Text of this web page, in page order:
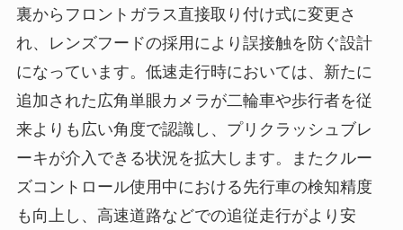
裏からフロントガラス直接取り付け式に変更さ
れ、レンズフードの採用により誤接触を防ぐ設計
になっています。低速走行時においては、新たに
追加された広角単眼カメラが二輪車や歩行者を従
来よりも広い角度で認識し、プリクラッシュブレ
ーキが介入できる状況を拡大します。またクルー
ズコントロール使用中における先行車の検知精度
も向上し、高速道路などでの追従走行がより安